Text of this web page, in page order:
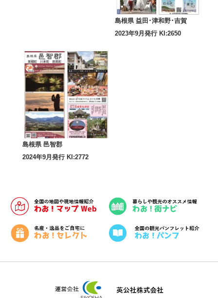
島根県 益田･津和野･吉賀
2023年9月発行 KI:2650
島根県 邑智郡
2024年9月発行 KI:2772